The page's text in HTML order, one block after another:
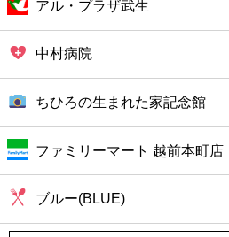
アル・プラザ武生
中村病院
ちひろの生まれた家記念館
ファミリーマート 越前本町店
ブルー(BLUE)